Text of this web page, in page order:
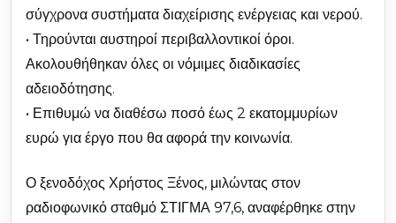
σύγχρονα συστήματα διαχείρισης ενέργειας και νερού.
• Τηρούνται αυστηροί περιβαλλοντικοί όροι.
Ακολουθήθηκαν όλες οι νόμιμες διαδικασίες
αδειοδότησης.
• Επιθυμώ να διαθέσω ποσό έως 2 εκατομμυρίων
ευρώ για έργο που θα αφορά την κοινωνία.
Ο ξενοδόχος Χρήστος Ξένος, μιλώντας στον
ραδιοφωνικό σταθμό ΣΤΙΓΜΑ 97,6, αναφέρθηκε στην